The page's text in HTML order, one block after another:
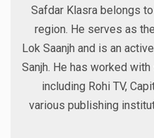
Safdar Klasra belongs
region. He serves as
Lok Saanjh and is an
Sanjh. He has worked
including Rohi TV,
various publishing